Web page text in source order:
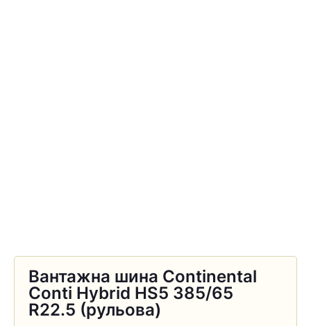
Вантажна шина Continental
Conti Hybrid HS5 385/65
R22.5 (рульова)